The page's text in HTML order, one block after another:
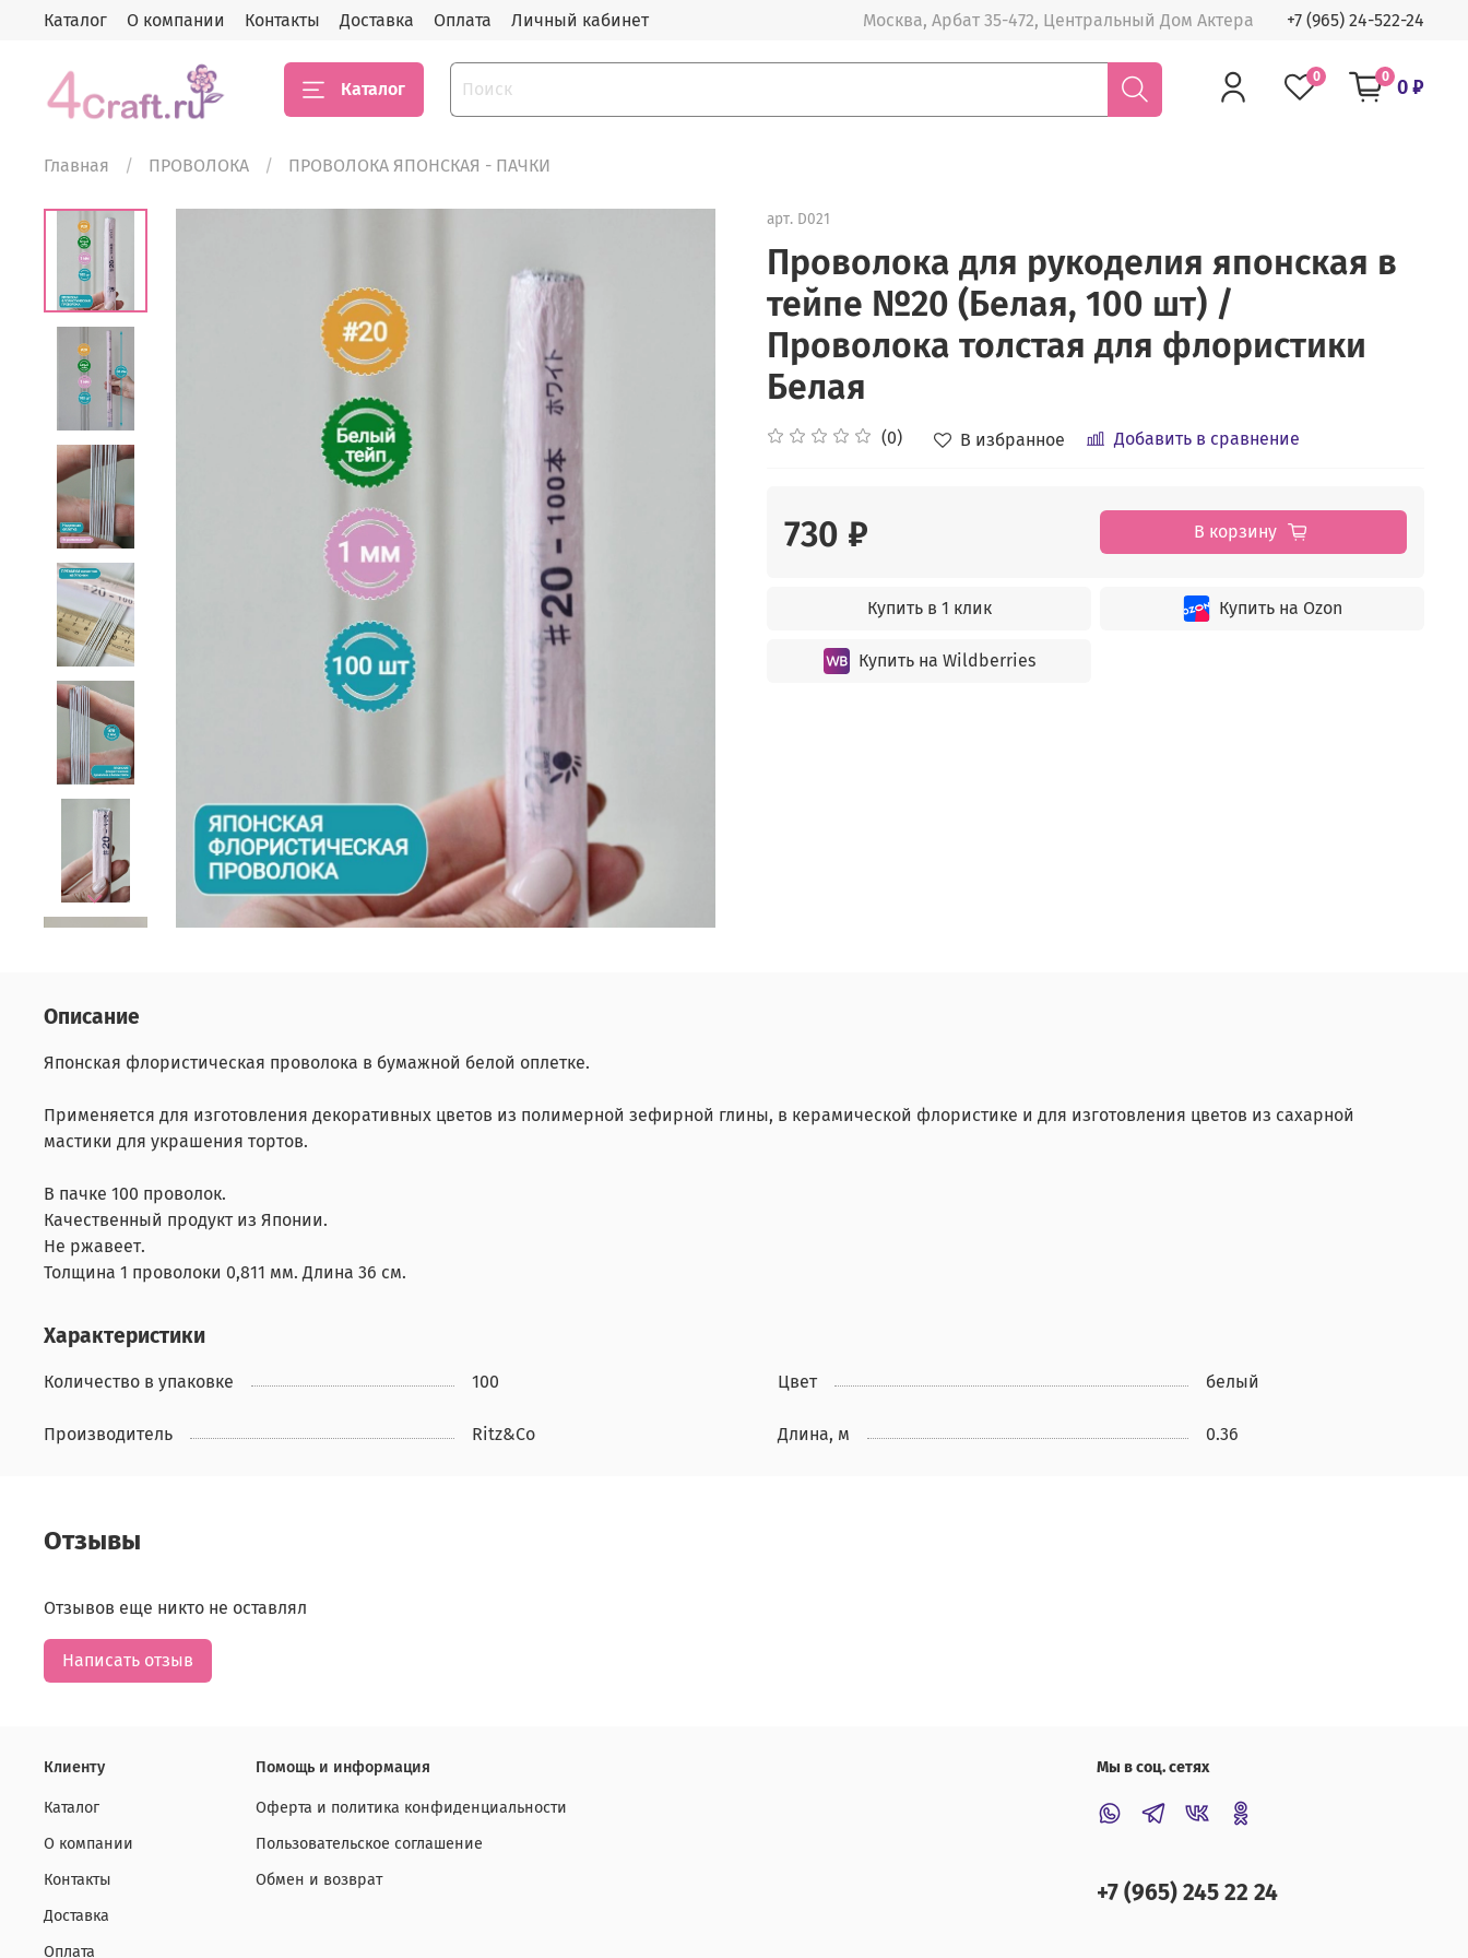
Каталог О компании Контакты Доставка Оплата Личный кабинет Москва, Арбат 35-472, Центральный Дом Актера +7 (965) 24-522-24
Каталог
0 0 0 ₽
Главная ПРОВОЛОКА ПРОВОЛОКА ЯПОНСКАЯ - ПАЧКИ
арт. D021
Проволока для рукоделия японская в
тейпе №20 (Белая, 100 шт) /
Проволока толстая для флористики
Белая
(0) В избранное Добавить в сравнение
730 ₽ В корзину
Купить в 1 клик Купить на Ozon
Купить на Wildberries
Описание
Японская флористическая проволока в бумажной белой оплетке.
Применяется для изготовления декоративных цветов из полимерной зефирной глины, в керамической флористике и для изготовления цветов из сахарной
мастики для украшения тортов.
В пачке 100 проволок.
Качественный продукт из Японии.
Не ржавеет.
Толщина 1 проволоки 0,811 мм. Длина 36 см.
Характеристики
Количество в упаковке 100 Цвет белый
Производитель Ritz&Co Длина, м 0.36
Отзывы
Отзывов еще никто не оставлял
Написать отзыв
Клиенту
Каталог
О компании
Контакты
Доставка
Оплата
Помощь и информация
Оферта и политика конфиденциальности
Пользовательское соглашение
Обмен и возврат
Мы в соц. сетях
+7 (965) 245 22 24